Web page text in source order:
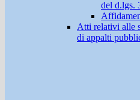
del d.lgs.
Atti relativi alle
di appalti